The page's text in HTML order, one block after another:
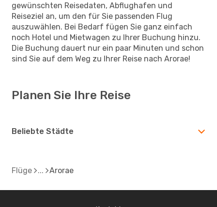
gewünschten Reisedaten, Abflughafen und
Reiseziel an, um den für Sie passenden Flug
auszuwählen. Bei Bedarf fügen Sie ganz einfach
noch Hotel und Mietwagen zu Ihrer Buchung hinzu.
Die Buchung dauert nur ein paar Minuten und schon
sind Sie auf dem Weg zu Ihrer Reise nach Arorae!
Planen Sie Ihre Reise
Beliebte Städte
Flüge Arorae